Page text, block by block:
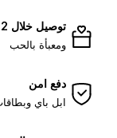
توصيل خلال 2 ساعة
ومعبأة بالحب
دفع امن
ابل باي